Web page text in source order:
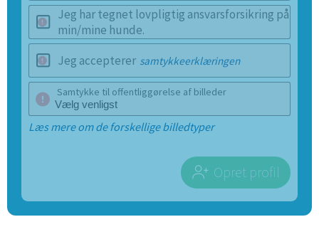
Jeg har tegnet lovpligtig ansvarsforsikring på
min/mine hunde.
Jeg accepterer samtykkeerklæringen
Samtykke til offentliggørelse af billeder
Læs mere om de forskellige billedtyper
Opret profil